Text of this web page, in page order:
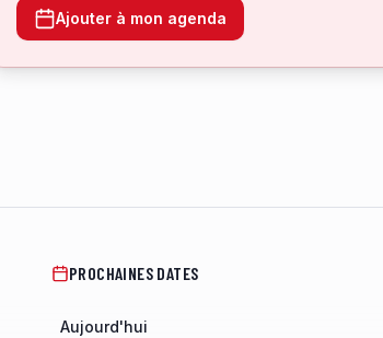
Ajouter à mon agenda
PROCHAINES DATES
Aujourd'hui